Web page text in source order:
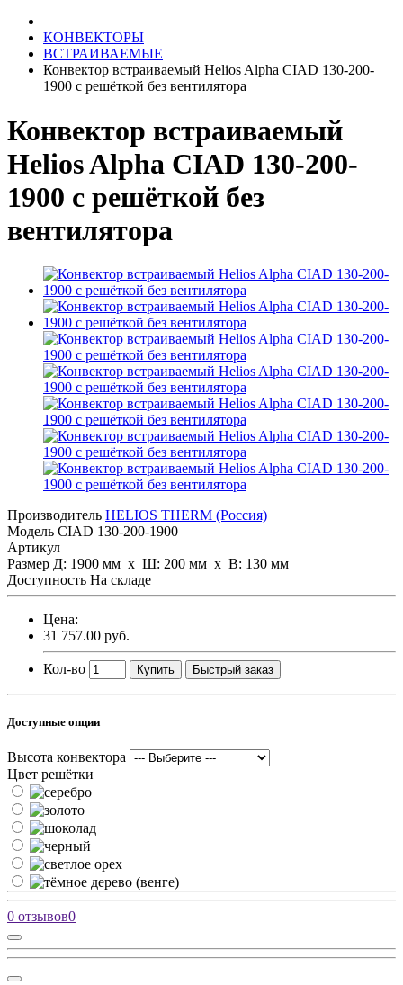
КОНВЕКТОРЫ
ВСТРАИВАЕМЫЕ
Конвектор встраиваемый Helios Alpha CIAD 130-200-
1900 с решёткой без вентилятора
Конвектор встраиваемый
Helios Alpha CIAD 130-200-
1900 с решёткой без
вентилятора
Производитель HELIOS THERM (Россия)
Модель CIAD 130-200-1900
Артикул
Размер Д: 1900 мм х Ш: 200 мм x В: 130 мм
Доступность На складе
Цена:
31 757.00 руб.
Кол-во Купить Быстрый заказ
Доступные опции
Высота конвектора
Цвет решётки
0 отзывов0